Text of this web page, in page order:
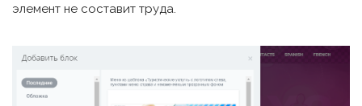
элемент не составит труда.